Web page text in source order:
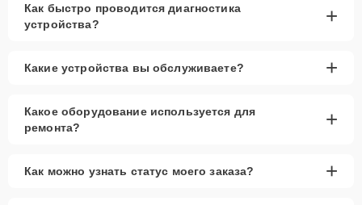
Как быстро проводится диагностика
устройства?
+
Какие устройства вы обслуживаете? +
Какое оборудование используется для
ремонта?
+
Как можно узнать статус моего заказа? +